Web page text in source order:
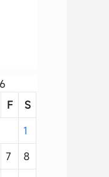
F
S
1
7
8